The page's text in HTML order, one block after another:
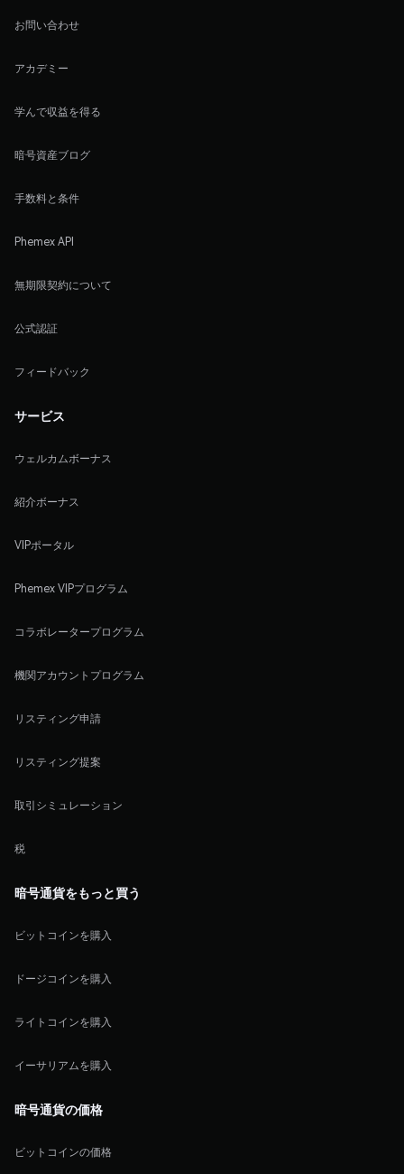
お問い合わせ
アカデミー
学んで収益を得る
暗号資産ブログ
手数料と条件
Phemex API
無期限契約について
公式認証
フィードバック
サービス
ウェルカムボーナス
紹介ボーナス
VIPポータル
Phemex VIPプログラム
コラボレータープログラム
機関アカウントプログラム
リスティング申請
リスティング提案
取引シミュレーション
税
暗号通貨をもっと買う
ビットコインを購入
ドージコインを購入
ライトコインを購入
イーサリアムを購入
暗号通貨の価格
ビットコインの価格